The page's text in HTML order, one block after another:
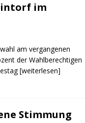
im
am vergangenen
der Wahlberechtigen
[weiterlesen]
Stimmung